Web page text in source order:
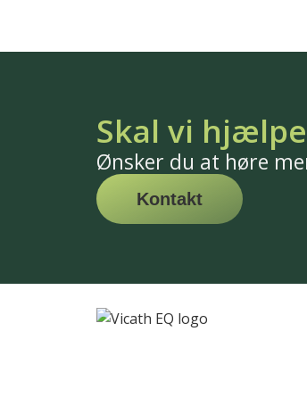
Skal vi
Ønsker du at høre
Kontakt